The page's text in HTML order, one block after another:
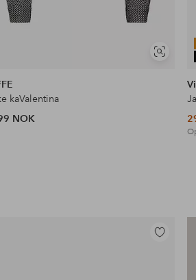
Vis
kaValentina
NOK
Legg